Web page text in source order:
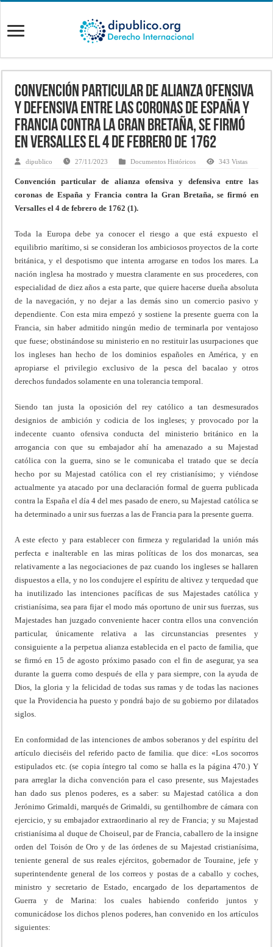
Convención particular de alianza ofensiva
y defensiva entre las coronas de España y
Francia contra la Gran Bretaña, se firmó
en Versalles el 4 de febrero de 1762
dipublico 27/11/2023 Documentos Históricos 343 Vistas
Convención particular de alianza ofensiva y defensiva entre las
coronas de España y Francia contra la Gran Bretaña, se firmó en
Versalles el 4 de febrero de 1762 (1).
Toda la Europa debe ya conocer el riesgo a que está expuesto el
equilibrio marítimo, si se consideran los ambiciosos proyectos de la corte
británica, y el despotismo que intenta arrogarse en todos los mares. La
nación inglesa ha mostrado y muestra claramente en sus procederes, con
especialidad de diez años a esta parte, que quiere hacerse dueña absoluta
de la navegación, y no dejar a las demás sino un comercio pasivo y
dependiente. Con esta mira empezó y sostiene la presente guerra con la
Francia, sin haber admitido ningún medio de terminarla por ventajoso
que fuese; obstinándose su ministerio en no restituir las usurpaciones que
los ingleses han hecho de los dominios españoles en América, y en
apropiarse el privilegio exclusivo de la pesca del bacalao y otros
derechos fundados solamente en una tolerancia temporal.
Siendo tan justa la oposición del rey católico a tan desmesurados
designios de ambición y codicia de los ingleses; y provocado por la
indecente cuanto ofensiva conducta del ministerio británico en la
arrogancia con que su embajador ahí ha amenazado a su Majestad
católica con la guerra, sino se le comunicaba el tratado que se decía
hecho por su Majestad católica con el rey cristianísimo; y viéndose
actualmente ya atacado por una declaración formal de guerra publicada
contra la España el día 4 del mes pasado de enero, su Majestad católica se
ha determinado a unir sus fuerzas a las de Francia para la presente guerra.
A este efecto y para establecer con firmeza y regularidad la unión más
perfecta e inalterable en las miras políticas de los dos monarcas, sea
relativamente a las negociaciones de paz cuando los ingleses se hallaren
dispuestos a ella, y no los condujere el espíritu de altivez y terquedad que
ha inutilizado las intenciones pacíficas de sus Majestades católica y
cristianísima, sea para fijar el modo más oportuno de unir sus fuerzas, sus
Majestades han juzgado conveniente hacer contra ellos una convención
particular, únicamente relativa a las circunstancias presentes y
consiguiente a la perpetua alianza establecida en el pacto de familia, que
se firmó en 15 de agosto próximo pasado con el fin de asegurar, ya sea
durante la guerra como después de ella y para siempre, con la ayuda de
Dios, la gloria y la felicidad de todas sus ramas y de todas las naciones
que la Providencia ha puesto y pondrá bajo de su gobierno por dilatados
siglos.
En conformidad de las intenciones de ambos soberanos y del espíritu del
artículo dieciséis del referido pacto de familia. que dice: «Los socorros
estipulados etc. (se copia íntegro tal como se halla es la página 470.) Y
para arreglar la dicha convención para el caso presente, sus Majestades
han dado sus plenos poderes, es a saber: su Majestad católica a don
Jerónimo Grimaldi, marqués de Grimaldi, su gentilhombre de cámara con
ejercicio, y su embajador extraordinario al rey de Francia; y su Majestad
cristianísima al duque de Choiseul, par de Francia, caballero de la insigne
orden del Toisón de Oro y de las órdenes de su Majestad cristianísima,
teniente general de sus reales ejércitos, gobernador de Touraine, jefe y
superintendente general de los correos y postas de a caballo y coches,
ministro y secretario de Estado, encargado de los departamentos de
Guerra y de Marina: los cuales habiendo conferido juntos y
comunicádose los dichos plenos poderes, han convenido en los artículos
siguientes: